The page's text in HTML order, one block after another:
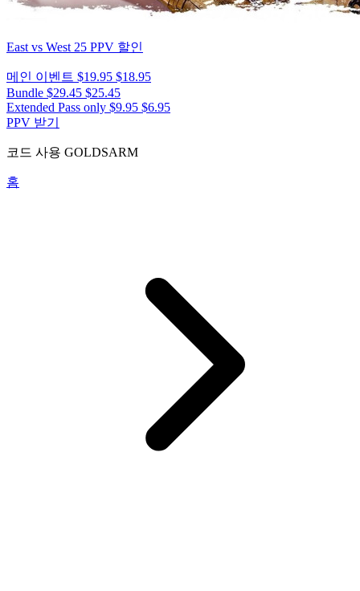
East vs West 25 PPV 할인
메인 이벤트 $19.95 $18.95
Bundle $29.45 $25.45
Extended Pass only $9.95 $6.95
PPV 받기
코드 사용 GOLDSARM
홈